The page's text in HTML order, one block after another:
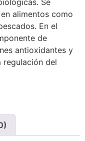
Se
alimentos como
En el
de
antioxidantes y
regulación del